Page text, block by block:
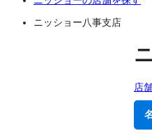
ニッショー八事支店
店